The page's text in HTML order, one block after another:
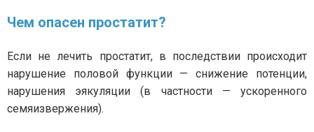
Чем опасен простатит?
Если не лечить простатит, в последствии происходит
нарушение половой функции — снижение потенции,
нарушения эякуляции (в частности — ускоренного
семяизвержения).